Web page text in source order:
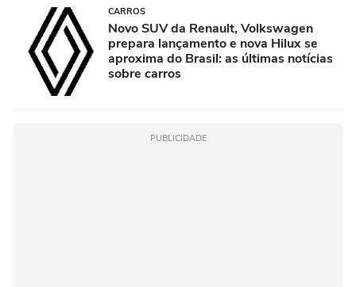
CARROS
Novo SUV da Renault, Volkswagen
prepara lançamento e nova Hilux se
aproxima do Brasil: as últimas notícias
sobre carros
PUBLICIDADE